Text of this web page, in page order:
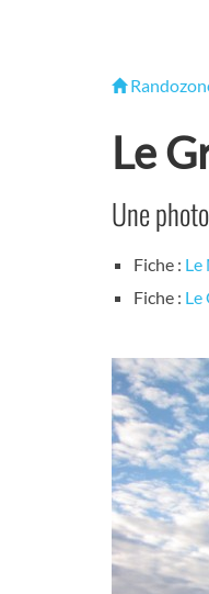
Le
Une
Fiche : Le
Fiche : Le